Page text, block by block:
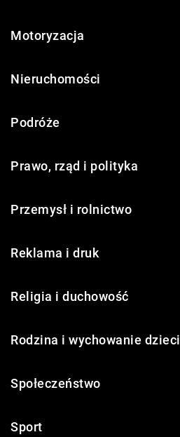
Motoryzacja
Nieruchomości
Podróże
Prawo, rząd i polityka
Przemysł i rolnictwo
Reklama i druk
Religia i duchowość
Rodzina i wychowanie dzieci
Społeczeństwo
Sport